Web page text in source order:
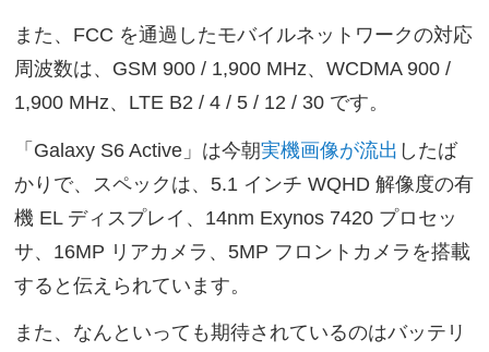
また、FCC を通過したモバイルネットワークの対応
周波数は、GSM 900 / 1,900 MHz、WCDMA 900 /
1,900 MHz、LTE B2 / 4 / 5 / 12 / 30 です。
「Galaxy S6 Active」は今朝実機画像が流出 したば
かりで、スペックは、5.1 インチ WQHD 解像度の有
機 EL ディスプレイ、14nm Exynos 7420 プロセッ
サ、16MP リアカメラ、5MP フロントカメラを搭載
すると伝えられています。
また、なんといっても期待されているのはバッテリ